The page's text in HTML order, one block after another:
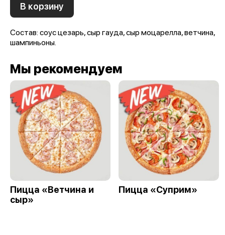
В корзину
Состав: соус цезарь, сыр гауда, сыр моцарелла, ветчина,
шампиньоны.
Мы рекомендуем
Пицца «Ветчина и
сыр»
Пицца «Суприм»